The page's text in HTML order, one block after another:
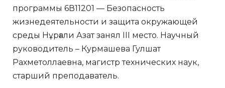
программы 6В11201 — Безопасность
жизнедеятельности и защита окружающей
среды Нұрғали Азат занял III место. Научный
руководитель – Курмашева Гулшат
Рахметоллаевна, магистр технических наук,
старший преподаватель.